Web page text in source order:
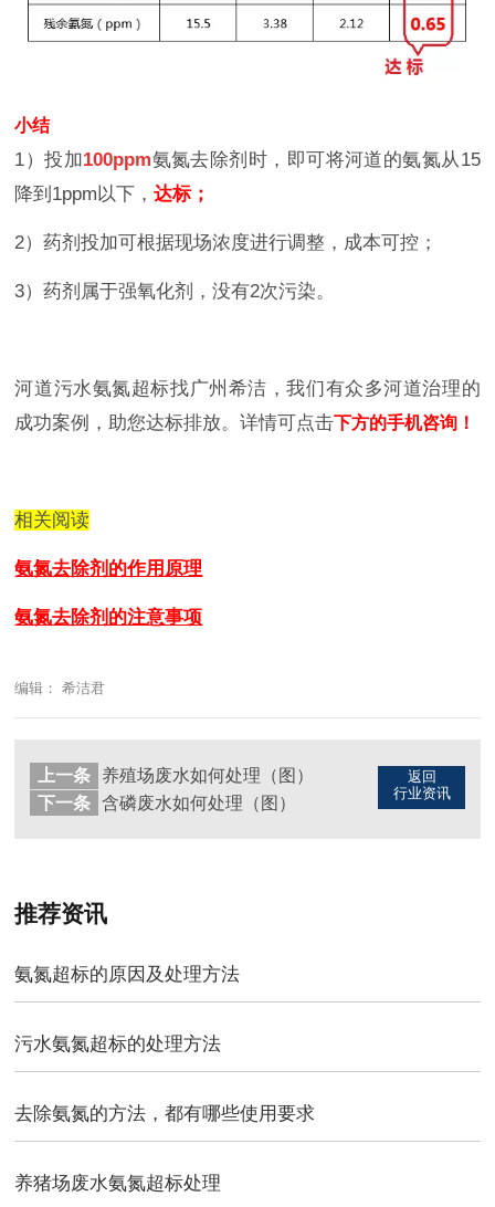
小结
1）投加100ppm氨氮去除剂时，即可将河道的氨氮从15
降到1ppm以下，达标；
2）药剂投加可根据现场浓度进行调整，成本可控；
3）药剂属于强氧化剂，没有2次污染。
河道污水氨氮超标找广州希洁，我们有众多河道治理的
成功案例，助您达标排放。详情可点击下方的手机咨询！
相关阅读
氨氮去除剂的作用原理
氨氮去除剂的注意事项
编辑： 希洁君
返回
行业资讯
上一条
养殖场废水如何处理（图）
下一条
含磷废水如何处理（图）
推荐资讯
氨氮超标的原因及处理方法
污水氨氮超标的处理方法
去除氨氮的方法，都有哪些使用要求
养猪场废水氨氮超标处理